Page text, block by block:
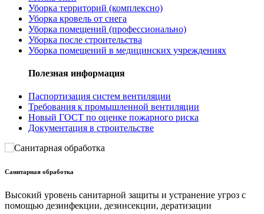
Уборка территорий (комплексно)
Уборка кровель от снега
Уборка помещений (профессионально)
Уборка после строительства
Уборка помещений в медицинских учреждениях
Полезная информация
Паспортизация систем вентиляции
Требования к промышленной вентиляции
Новый ГОСТ по оценке пожарного риска
Документация в строительстве
Санитарная обработка
Высокий уровень санитарной защиты и устранение угроз с
помощью дезинфекции, дезинсекции, дератизации